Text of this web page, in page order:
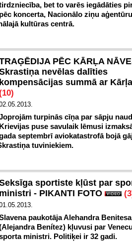
bet to varēs iegādāties
pēc koncerta, Nacionālo ziņu
kultūras centrā.
PĒC KĀRĻA
nevēlas dalīties
kompensācijas summā ar
turpinās cīņa par sāpju
Krievijas puse savulaik lēmusi
septembrī aviokatastrofā bojā
tuviniekiem.
sportiste kļūst par
ministri - PIKANTI FOTO
paukotāja Alehandra Benitesa
Benítez) kļuvusi par
ministri. Politiķei ir 32 gadi.